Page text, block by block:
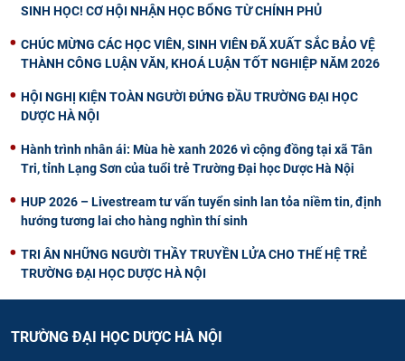
SINH HỌC! CƠ HỘI NHẬN HỌC BỔNG TỪ CHÍNH PHỦ
CHÚC MỪNG CÁC HỌC VIÊN, SINH VIÊN ĐÃ XUẤT SẮC BẢO VỆ
THÀNH CÔNG LUẬN VĂN, KHOÁ LUẬN TỐT NGHIỆP NĂM 2026
HỘI NGHỊ KIỆN TOÀN NGƯỜI ĐỨNG ĐẦU TRƯỜNG ĐẠI HỌC
DƯỢC HÀ NỘI
Hành trình nhân ái: Mùa hè xanh 2026 vì cộng đồng tại xã Tân
Tri, tỉnh Lạng Sơn của tuổi trẻ Trường Đại học Dược Hà Nội
HUP 2026 – Livestream tư vấn tuyển sinh lan tỏa niềm tin, định
hướng tương lai cho hàng nghìn thí sinh
TRI ÂN NHỮNG NGƯỜI THẦY TRUYỀN LỬA CHO THẾ HỆ TRẺ
TRƯỜNG ĐẠI HỌC DƯỢC HÀ NỘI
TRƯỜNG ĐẠI HỌC DƯỢC HÀ NỘI